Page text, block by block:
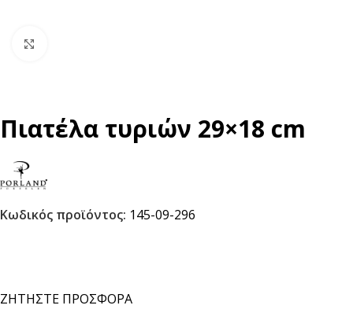
Πιατέλα τυριών 29×18 cm
Κωδικός προϊόντος: 145-09-296
ΖΗΤΗΣΤΕ ΠΡΟΣΦΟΡΑ